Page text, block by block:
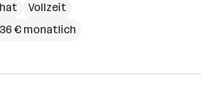
Vollzeit
€ monatlich